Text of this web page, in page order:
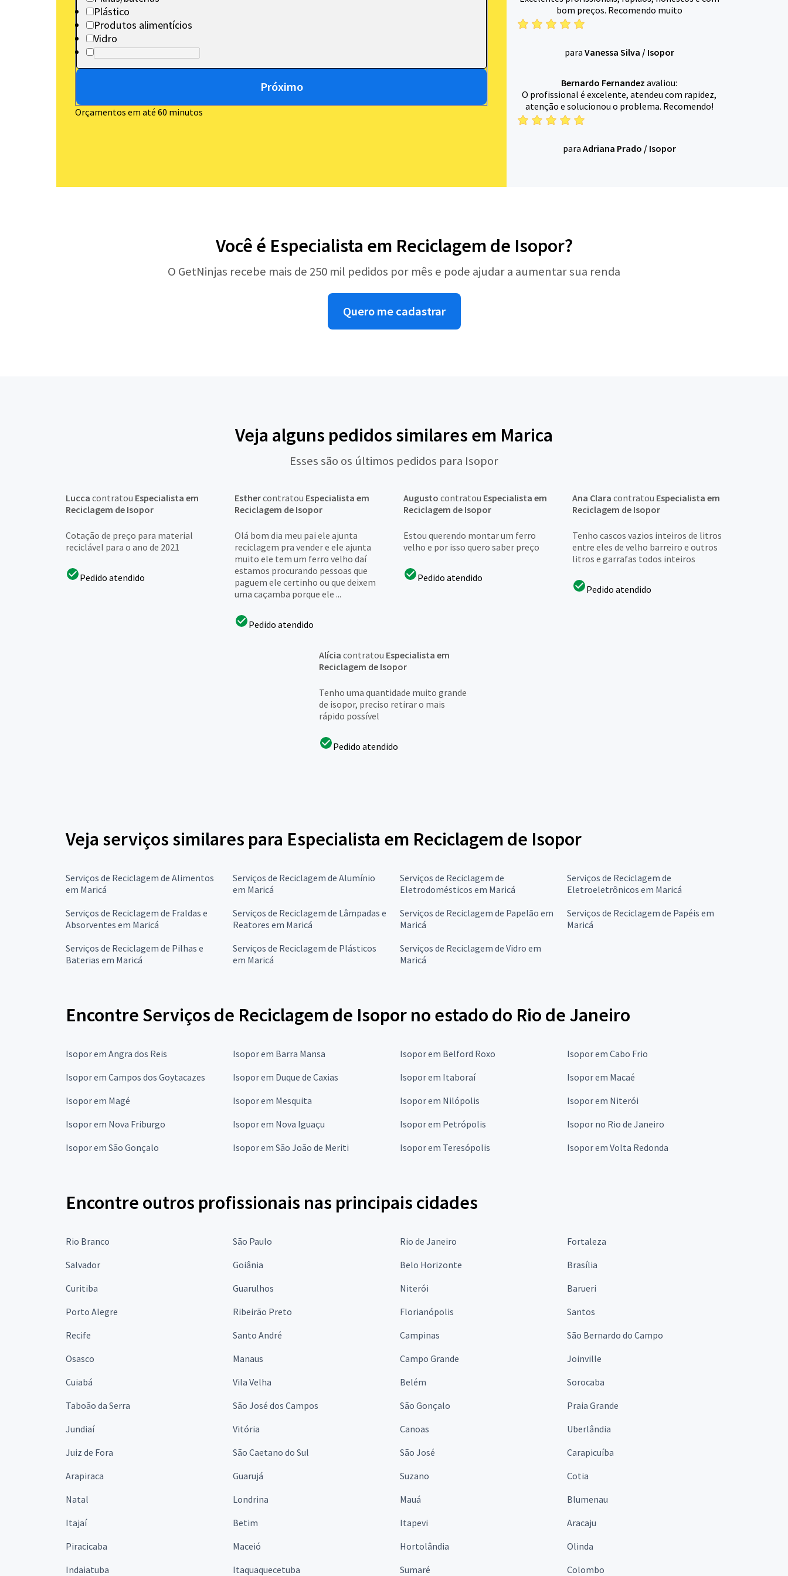
Plástico
Produtos alimentícios
Vidro
Próximo
Orçamentos em até 60 minutos
bom preços. Recomendo muito
para Vanessa Silva / Isopor
Bernardo Fernandez avaliou:
O profissional é excelente, atendeu com rapidez,
atenção e solucionou o problema. Recomendo!
para Adriana Prado / Isopor
Você é Especialista em Reciclagem de Isopor?
O GetNinjas recebe mais de 250 mil pedidos por mês e pode ajudar a aumentar sua renda
Quero me cadastrar
Veja alguns pedidos similares em Marica
Esses são os últimos pedidos para Isopor
Lucca contratou Especialista em
Reciclagem de Isopor
Cotação de preço para material
reciclável para o ano de 2021
Pedido atendido
Esthercontratou Especialista em
Reciclagem de Isopor
Olá bom dia meu pai ele ajunta
reciclagem pra vender e ele ajunta
muito ele tem um ferro velho daí
estamos procurando pessoas que
paguem ele certinho ou que deixem
uma caçamba porque ele ...
Pedido atendido
Augusto contratou Especialista em
Reciclagem de Isopor
Estou querendo montar um ferro
velho e por isso quero saber preço
Pedido atendido
Ana Clara contratou Especialista em
Reciclagem de Isopor
Tenho cascos vazios inteiros de litros
entre eles de velho barreiro e outros
litros e garrafas todos inteiros
Pedido atendido
Alícia contratou Especialista em
Reciclagem de Isopor
Tenho uma quantidade muito grande
de isopor, preciso retirar o mais
rápido possível
Pedido atendido
Veja serviços similares para Especialista em Reciclagem de Isopor
Serviços de Reciclagem de Alimentos
em Maricá
Serviços de Reciclagem de Alumínio
em Maricá
Serviços de Reciclagem de
Eletrodomésticos em Maricá
Serviços de Reciclagem de
Eletroeletrônicos em Maricá
Serviços de Reciclagem de Fraldas e
Absorventes em Maricá
Serviços de Reciclagem de Lâmpadas e
Reatores em Maricá
Serviços de Reciclagem de Papelão em
Maricá
Serviços de Reciclagem de Papéis em
Maricá
Serviços de Reciclagem de Pilhas e
Baterias em Maricá
Serviços de Reciclagem de Plásticos
em Maricá
Serviços de Reciclagem de Vidro em
Maricá
Encontre Serviços de Reciclagem de Isopor no estado do Rio de Janeiro
Isopor em Angra dos Reis Isopor em Barra Mansa Isopor em Belford Roxo
Isopor em Cabo Frio
Isopor em Campos dos Goytacazes
Isopor em Duque de Caxias Isopor em Itaboraí
Isopor em Macaé
Isopor em Magé
Isopor em Mesquita Isopor em Nilópolis
Isopor em Niterói
Isopor em Nova Friburgo
Isopor em Nova Iguaçu Isopor em Petrópolis
Isopor no Rio de Janeiro
Isopor em São Gonçalo
Isopor em São João de Meriti Isopor em Teresópolis Isopor em Volta Redonda
Encontre outros profissionais nas principais cidades
Rio Branco São Paulo Rio de Janeiro
Fortaleza
Salvador
Goiânia Belo Horizonte
Brasília
Curitiba
Guarulhos Niterói
Barueri
Porto Alegre
Ribeirão Preto Florianópolis
Santos
Recife
Santo André Campinas
São Bernardo do Campo
Osasco
Manaus Campo Grande
Joinville
Cuiabá
Vila Velha Belém
Sorocaba
Taboão da Serra
São José dos Campos São Gonçalo
Praia Grande
Jundiaí
Vitória Canoas
Uberlândia
Juiz de Fora
São Caetano do Sul São José
Carapicuíba
Arapiraca
Guarujá Suzano
Cotia
Natal
Londrina Mauá
Blumenau
Itajaí
Betim Itapevi
Aracaju
Piracicaba
Maceió Hortolândia
Olinda
Indaiatuba
Itaquaquecetuba Sumaré Colombo